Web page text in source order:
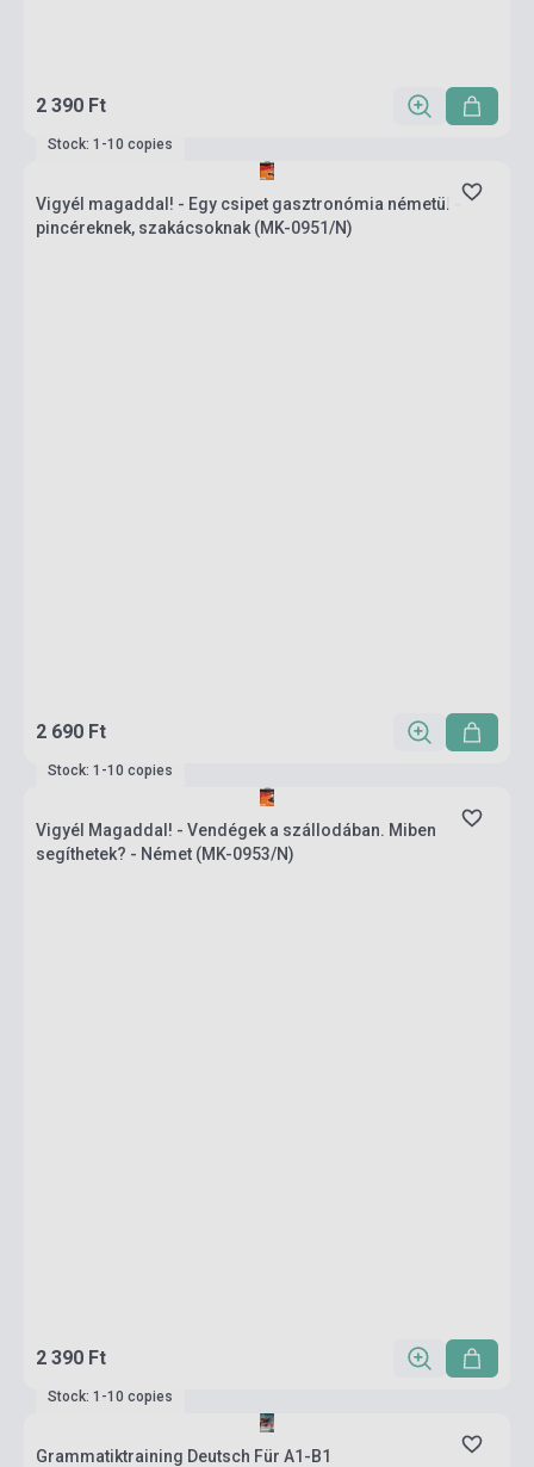
2 390 Ft
Stock: 1-10 copies
Vigyél magaddal! - Egy csipet gasztronómia németül -
pincéreknek, szakácsoknak (MK-0951/N)
2 690 Ft
Stock: 1-10 copies
Vigyél Magaddal! - Vendégek a szállodában. Miben
segíthetek? - Német (MK-0953/N)
2 390 Ft
Stock: 1-10 copies
Grammatiktraining Deutsch Für A1-B1